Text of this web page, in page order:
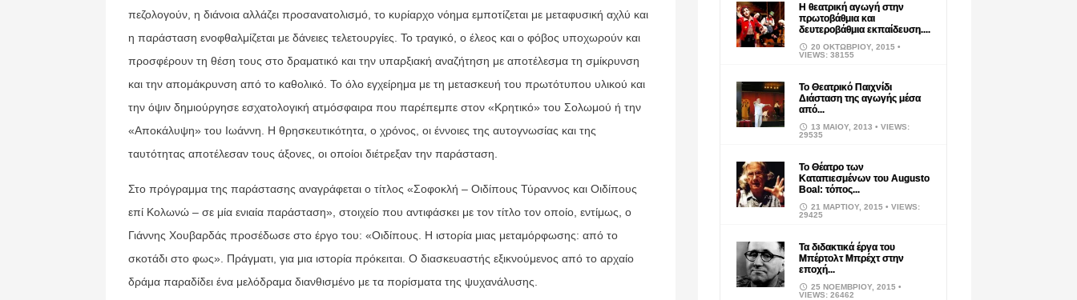
πεζολογούν, η διάνοια αλλάζει προσανατολισμό, το κυρίαρχο νόημα εμποτίζεται με μεταφυσική αχλύ και
η παράσταση ενοφθαλμίζεται με δάνειες τελετουργίες. Το τραγικό, ο έλεος και ο φόβος υποχωρούν και
προσφέρουν τη θέση τους στο δραματικό και την υπαρξιακή αναζήτηση με αποτέλεσμα τη σμίκρυνση
και την απομάκρυνση από το καθολικό. Το όλο εγχείρημα με τη μετασκευή του πρωτότυπου υλικού και
την όψιν δημιούργησε εσχατολογική ατμόσφαιρα που παρέπεμπε στον «Κρητικό» του Σολωμού ή την
«Αποκάλυψη» του Ιωάννη. Η θρησκευτικότητα, ο χρόνος, οι έννοιες της αυτογνωσίας και της
ταυτότητας αποτέλεσαν τους άξονες, οι οποίοι διέτρεξαν την παράσταση.
Στο πρόγραμμα της παράστασης αναγράφεται ο τίτλος «Σοφοκλή – Οιδίπους Τύραννος και Οιδίπους
επί Κολωνώ – σε μία ενιαία παράσταση», στοιχείο που αντιφάσκει με τον τίτλο τον οποίο, εντίμως, ο
Γιάννης Χουβαρδάς προσέδωσε στο έργο του: «Οιδίπους. Η ιστορία μιας μεταμόρφωσης: από το
σκοτάδι στο φως». Πράγματι, για μια ιστορία πρόκειται. Ο διασκευαστής εξικνούμενος από το αρχαίο
δράμα παραδίδει ένα μελόδραμα διανθισμένο με τα πορίσματα της ψυχανάλυσης.
Η θεατρική αγωγή στην
πρωτοβάθμια και
δευτεροβάθμια εκπαίδευση....
20 ΟΚΤΩΒΡΊΟΥ, 2015 •
VIEWS: 38155
Το Θεατρικό Παιχνίδι
Διάσταση της αγωγής μέσα
από...
13 ΜΑΪ́ΟΥ, 2013 • VIEWS:
29535
Το Θέατρο των
Καταπιεσμένων του Augusto
Boal: τόπος...
21 ΜΑΡΤΊΟΥ, 2015 • VIEWS:
29425
Τα διδακτικά έργα του
Μπέρτολτ Μπρέχτ στην
εποχή...
25 ΝΟΕΜΒΡΊΟΥ, 2015 •
VIEWS: 26462